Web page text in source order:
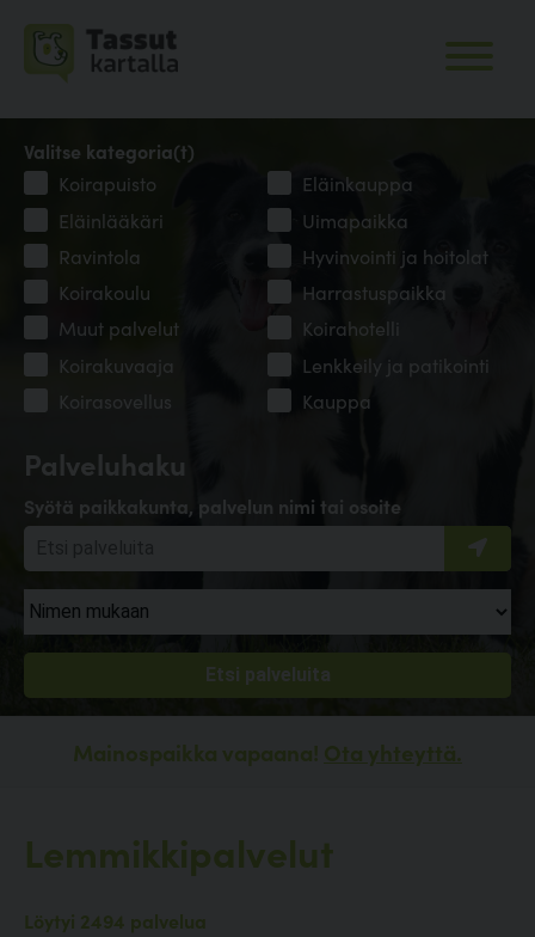
Palveluhaku
Syötä paikkakunta, palvelun nimi tai osoite
Valitse kategoria(t)
Koirapuisto
Eläinkauppa
Eläinlääkäri
Uimapaikka
Ravintola
Hyvinvointi ja hoitolat
Koirakoulu
Harrastuspaikka
Muut palvelut
Koirahotelli
Koirakuvaaja
Lenkkeily ja patikointi
Koirasovellus
Kauppa
Mainospaikka vapaana! Ota yhteyttä.
Lemmikkipalvelut
Löytyi 2494 palvelua